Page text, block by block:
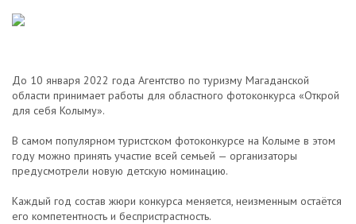
До 10 января 2022 года Агентство по туризму Магаданской
области принимает работы для областного фотоконкурса «Открой
для себя Колыму».
В самом популярном туристском фотоконкурсе на Колыме в этом
году можно принять участие всей семьей — организаторы
предусмотрели новую детскую номинацию.
Каждый год состав жюри конкурса меняется, неизменным остаётся
его компетентность и беспристрастность.